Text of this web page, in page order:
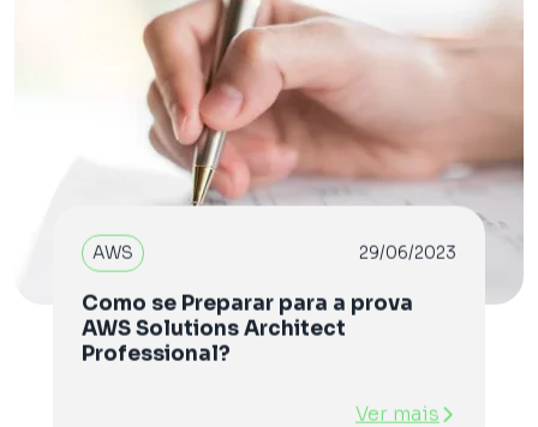
AWS 29/06/2023
Como se Preparar para a prova
AWS Solutions Architect
Professional?
Ver mais